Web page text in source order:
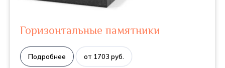
Горизонтальные памятники
Подробнее от 1703 руб.